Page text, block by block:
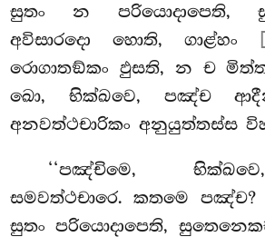
සුතං න පරියොදාපෙති,
අවිසාරදො හොති, ගාළ්හං
රොගාතඞ්කං ඵුසති, න ච
ඛො, භික්ඛවෙ, පඤ්ච
අනවත්ථචාරිකං අනුයුත්තස්ස
‘‘පඤ්චිමෙ,
සමවත්ථචාරෙ. කතමෙ පඤ්ච?
සුතං පරියොදාපෙති,